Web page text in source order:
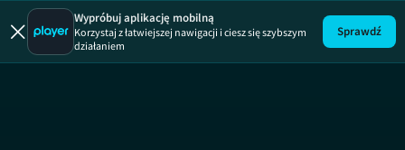
Wypróbuj aplikację mobilną
Korzystaj z łatwiejszej nawigacji i ciesz się szybszym
działaniem
Sprawdź